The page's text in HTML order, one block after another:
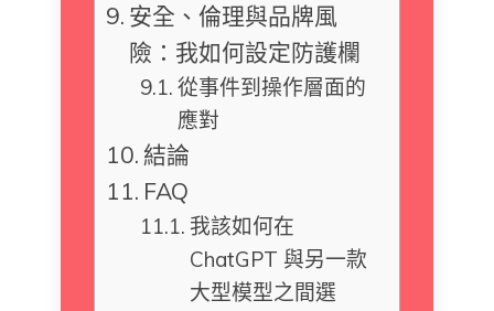
安全、倫理與品牌風
險：我如何設定防護欄
從事件到操作層面的
應對
結論
FAQ
我該如何在
ChatGPT 與另一款
大型模型之間選